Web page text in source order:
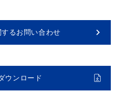
るお問い合わせ
ウンロード